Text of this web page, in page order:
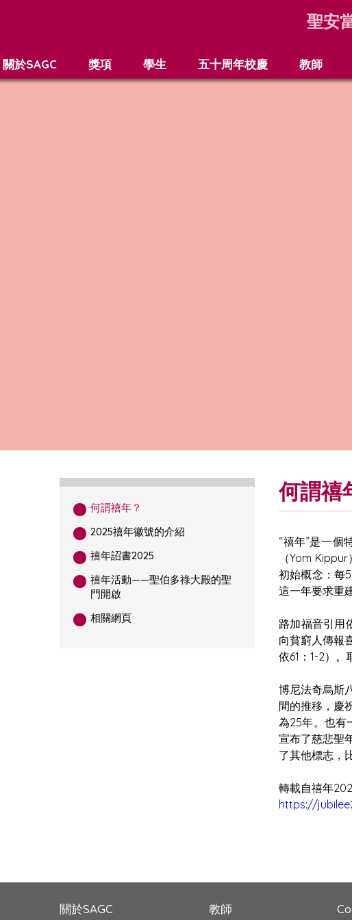
聖安
關於SAGC 獎項 學生 五十周年校慶 教師
何謂禧年？
2025禧年徽號的介紹
禧年詔書2025
禧年活動——聖伯多祿大殿的聖
門開啟
相關網頁
何謂禧
“禧年”是一
（Yom
初始概念：每
這一年要求重
路加福音引用
向貧窮人傳報
依61：1-2）
博尼法奇烏斯
間的推移，慶
為25年。也有
宣布了慈悲聖
了其他標志，
轉載自禧年
https://
關於SAGC 教師